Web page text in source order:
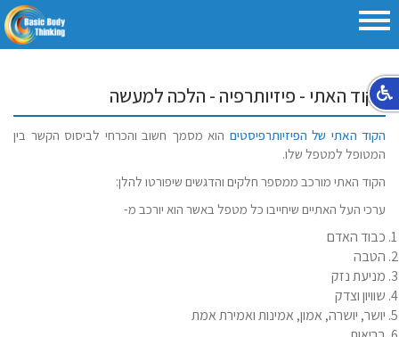
הקוד האתי - פיזיותרפיה - הלכה למעשה
הקוד האתי של הפיזיותרפיסטים הוא מסמך חשוב והכרחי לביסוס הקשר בין
המטופל למטפל שלו.
הקוד האתי מורכב ממספר חלקים והדגשים שיפורטו להלן:
ערכי העל האתיים שיחייבו כל מטפל באשר הוא יורכב מ-
כבוד האדם
הטבה
מניעת נזק
שוויון וצדק
יושר, יושרה, אמון, אמינות ואמירת אמת